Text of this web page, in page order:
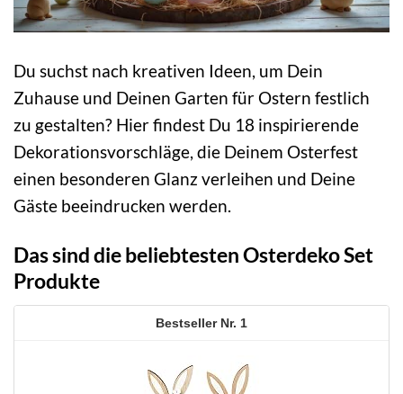
Du suchst nach kreativen Ideen, um Dein
Zuhause und Deinen Garten für Ostern festlich
zu gestalten? Hier findest Du 18 inspirierende
Dekorationsvorschläge, die Deinem Osterfest
einen besonderen Glanz verleihen und Deine
Gäste beeindrucken werden.
Das sind die beliebtesten Osterdeko Set
Produkte
1